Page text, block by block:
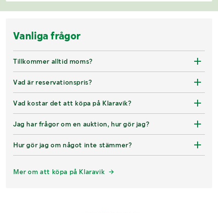
Vanliga frågor
Tillkommer alltid moms?
Vad är reservationspris?
Vad kostar det att köpa på Klaravik?
Jag har frågor om en auktion, hur gör jag?
Hur gör jag om något inte stämmer?
Mer om att köpa på Klaravik